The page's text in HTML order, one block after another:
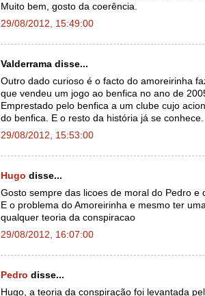
Muito bem, gosto da coerência.
29/08/2012, 15:49:00
Valderrama disse...
Outro dado curioso é o facto do amoreirinha
que vendeu um jogo ao benfica no ano de
Emprestado pelo benfica a um clube cujo
do benfica. E o resto da história já se conhece.
29/08/2012, 15:53:00
Hugo disse...
Gosto sempre das licoes de moral do Pedro e
E o problema do Amoreirinha e mesmo ter
qualquer teoria da conspiracao
29/08/2012, 16:07:00
Pedro disse...
Hugo, a teoria da conspiração foi levantada